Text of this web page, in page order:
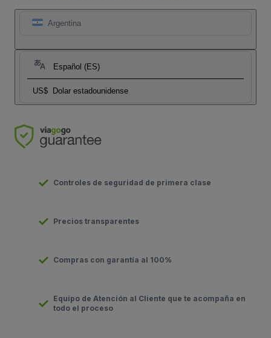
Argentina
Español (ES)
US$ Dolar estadounidense
Controles de seguridad de primera clase
Precios transparentes
Compras con garantía al 100%
Equipo de Atención al Cliente que te acompaña en
todo el proceso